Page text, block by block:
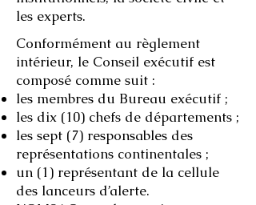
les experts.
Conformément au règlement
intérieur, le Conseil exécutif est
composé comme suit :
les membres du Bureau exécutif ;
les dix (10) chefs de départements ;
les sept (7) responsables des
représentations continentales ;
un (1) représentant de la cellule
des lanceurs d’alerte.